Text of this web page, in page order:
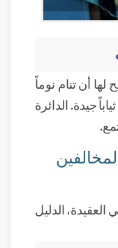
لها أن تنام نوماً
جيدة. الدائرة
الدليل